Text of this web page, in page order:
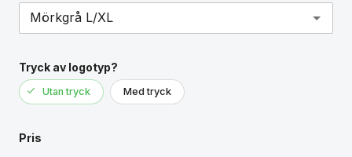
Tryck av logotyp?
Utan tryck Med tryck
Pris